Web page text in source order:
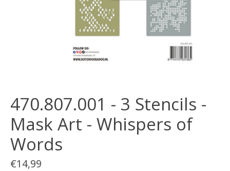
470.807.001 - 3 Stencils -
Mask Art - Whispers of
Words
€14,99